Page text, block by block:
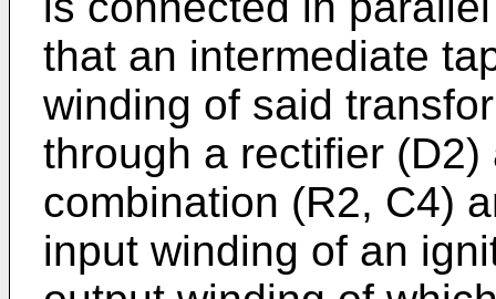
that an intermediate
winding of said
through a rectifier
combination (R2, C4)
input winding of an